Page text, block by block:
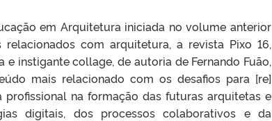
em Arquitetura iniciada no volume anterior
com arquitetura, a revista Pixo 16,
instigante collage, de autoria de Fernando Fuão,
mais relacionado com os desafios para [re]
na formação das futuras arquitetas e
digitais, dos processos colaborativos e da